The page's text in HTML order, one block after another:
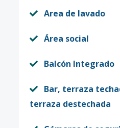
Area de lavado
Área social
Balcón Integrado
Bar, terraza
terraza destechada